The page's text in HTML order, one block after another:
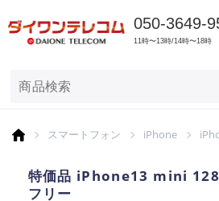
050-3649-
11時〜13時/14時〜18時
スマートフォン iPhone
特価品 iPhone13 mini
フリー